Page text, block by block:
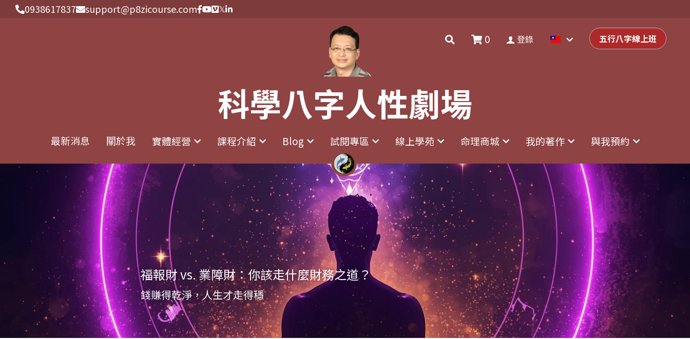
0938617837 support@p8zicourse.com
科學八字人性劇場
最新消息 關於我 實體經營 課程介紹 Blog 試閱專區 線上學苑 命理商城 我的著作 與我預約
0 登錄 五行八字線上班
0938617837 support@p8zicourse.com
科學八字人性劇場
最新消息 關於我 實體經營 課程介紹 Blog 試閱專區 線上學苑 命理商城 我的著作 與我預約
0 登錄 五行八字線上班
福報財 vs. 業障財：你該走什麼財務之道？
錢賺得乾淨，人生才走得穩